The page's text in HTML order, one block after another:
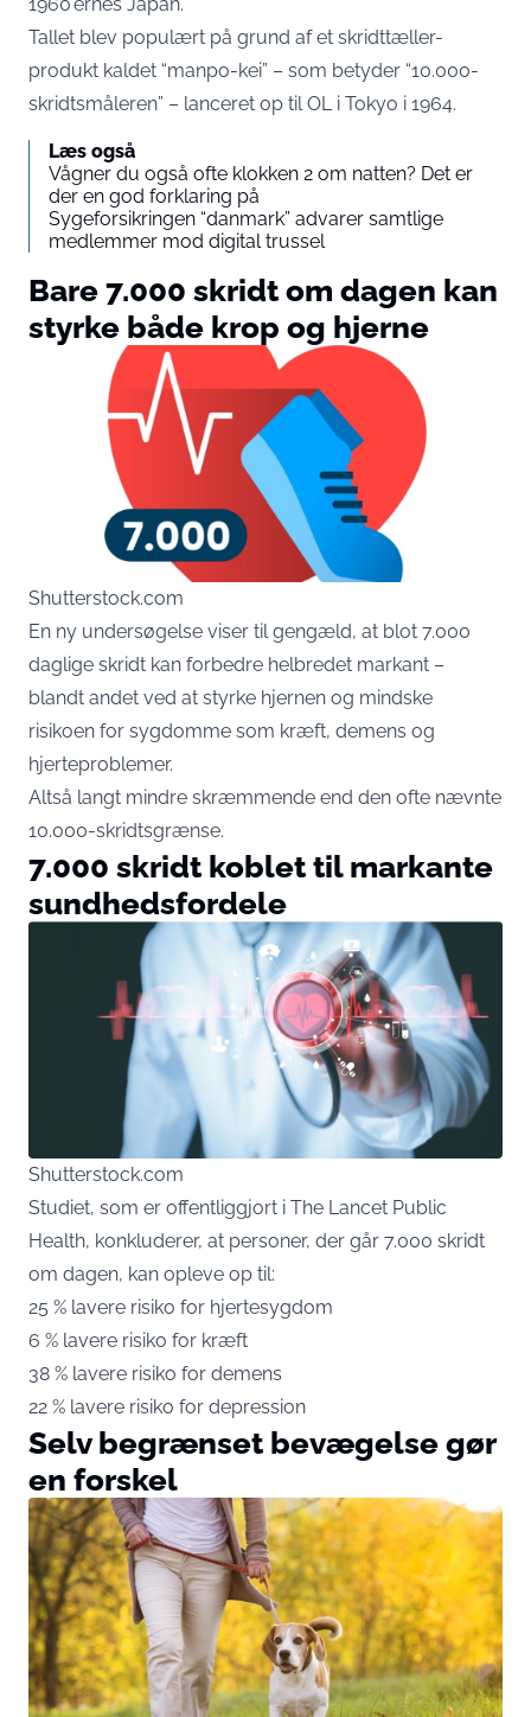
1960’ernes Japan.
Tallet blev populært på grund af et skridttæller-
produkt kaldet “manpo-kei” – som betyder “10.000-
skridtsmåleren” – lanceret op til OL i Tokyo i 1964.
Læs også
Vågner du også ofte klokken 2 om natten? Det er
der en god forklaring på
Sygeforsikringen “danmark” advarer samtlige
medlemmer mod digital trussel
Bare 7.000 skridt om dagen kan
styrke både krop og hjerne
Shutterstock.com
En ny undersøgelse viser til gengæld, at blot 7.000
daglige skridt kan forbedre helbredet markant –
blandt andet ved at styrke hjernen og mindske
risikoen for sygdomme som kræft, demens og
hjerteproblemer.
Altså langt mindre skræmmende end den ofte nævnte
10.000-skridtsgrænse.
7.000 skridt koblet til markante
sundhedsfordele
Shutterstock.com
Studiet, som er offentliggjort i The Lancet Public
Health, konkluderer, at personer, der går 7.000 skridt
om dagen, kan opleve op til:
25 % lavere risiko for hjertesygdom
6 % lavere risiko for kræft
38 % lavere risiko for demens
22 % lavere risiko for depression
Selv begrænset bevægelse gør
en forskel